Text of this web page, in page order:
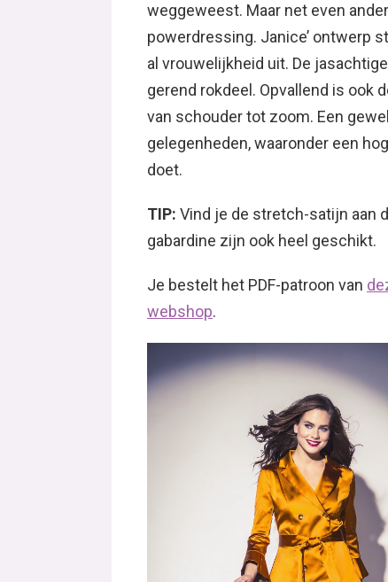
weggeweest. Maar net even
powerdressing. Janice’ ontwerp
al vrouwelijkheid uit. De
gerend rokdeel. Opvallend is ook
van schouder tot zoom. Een
gelegenheden, waaronder een
doet.
TIP: Vind je de stretch-satijn aan
gabardine zijn ook heel geschikt.
Je bestelt het PDF-patroon van
webshop.